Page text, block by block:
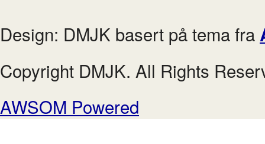
Design: DMJK basert på tema fra
Copyright DMJK. All Rights
AWSOM Powered